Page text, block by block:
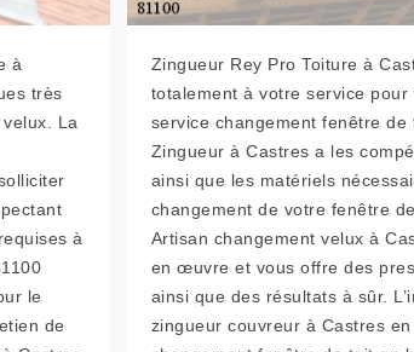
à
très
La
à
le
de
Zingueur Rey Pro Toiture à
totalement à votre service pour
service changement fenêtre de
Zingueur à Castres a les
ainsi que les matériels
changement de votre fenêtre
Artisan changement velux à
en œuvre et vous offre des
ainsi que des résultats à sûr.
zingueur couvreur à Castres